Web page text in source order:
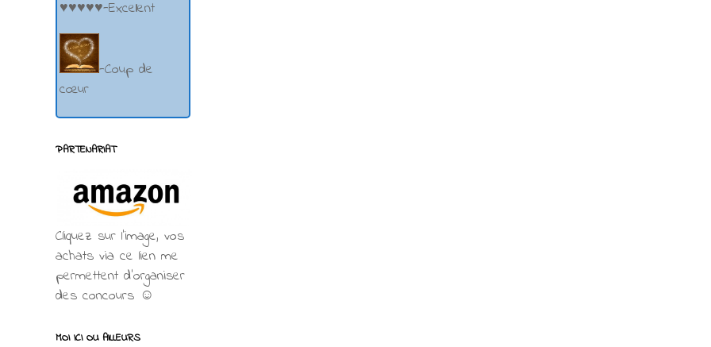
♥♥♥♥♥-Excellent
-Coup de
cœur
PARTENARIAT
Cliquez sur l'image, vos
achats via ce lien me
permettent d’organiser
des concours ☺
MOI ICI OU AILLEURS